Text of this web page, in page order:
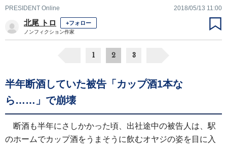
PRESIDENT Online 2018/05/13 11:00
北尾 トロ +フォロー
ノンフィクション作家
1 2 3
半年断酒していた被告「カップ酒1本な
ら……」で崩壊
断酒も半年にさしかかった頃、出社途中の被告人は、駅
のホームでカップ酒をうまそうに飲むオヤジの姿を目に入